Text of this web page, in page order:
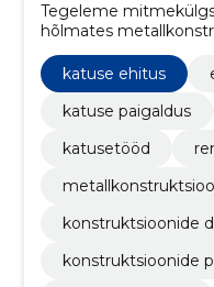
Tegeleme
hõlmates
üldehitustöid, katuste
fassaaditöid.
katuse ehitus
katuse paigaldus
katusetööd
konstruktsioonide
konstruktsioonide